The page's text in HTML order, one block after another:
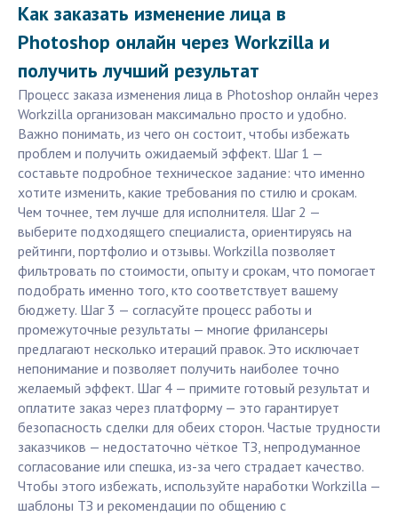
Как заказать изменение лица в
Photoshop онлайн через Workzilla и
получить лучший результат
Процесс заказа изменения лица в Photoshop онлайн через
Workzilla организован максимально просто и удобно.
Важно понимать, из чего он состоит, чтобы избежать
проблем и получить ожидаемый эффект. Шаг 1 —
составьте подробное техническое задание: что именно
хотите изменить, какие требования по стилю и срокам.
Чем точнее, тем лучше для исполнителя. Шаг 2 —
выберите подходящего специалиста, ориентируясь на
рейтинги, портфолио и отзывы. Workzilla позволяет
фильтровать по стоимости, опыту и срокам, что помогает
подобрать именно того, кто соответствует вашему
бюджету. Шаг 3 — согласуйте процесс работы и
промежуточные результаты — многие фрилансеры
предлагают несколько итераций правок. Это исключает
непонимание и позволяет получить наиболее точно
желаемый эффект. Шаг 4 — примите готовый результат и
оплатите заказ через платформу — это гарантирует
безопасность сделки для обеих сторон. Частые трудности
заказчиков — недостаточно чёткое ТЗ, непродуманное
согласование или спешка, из-за чего страдает качество.
Чтобы этого избежать, используйте наработки Workzilla —
шаблоны ТЗ и рекомендации по общению с